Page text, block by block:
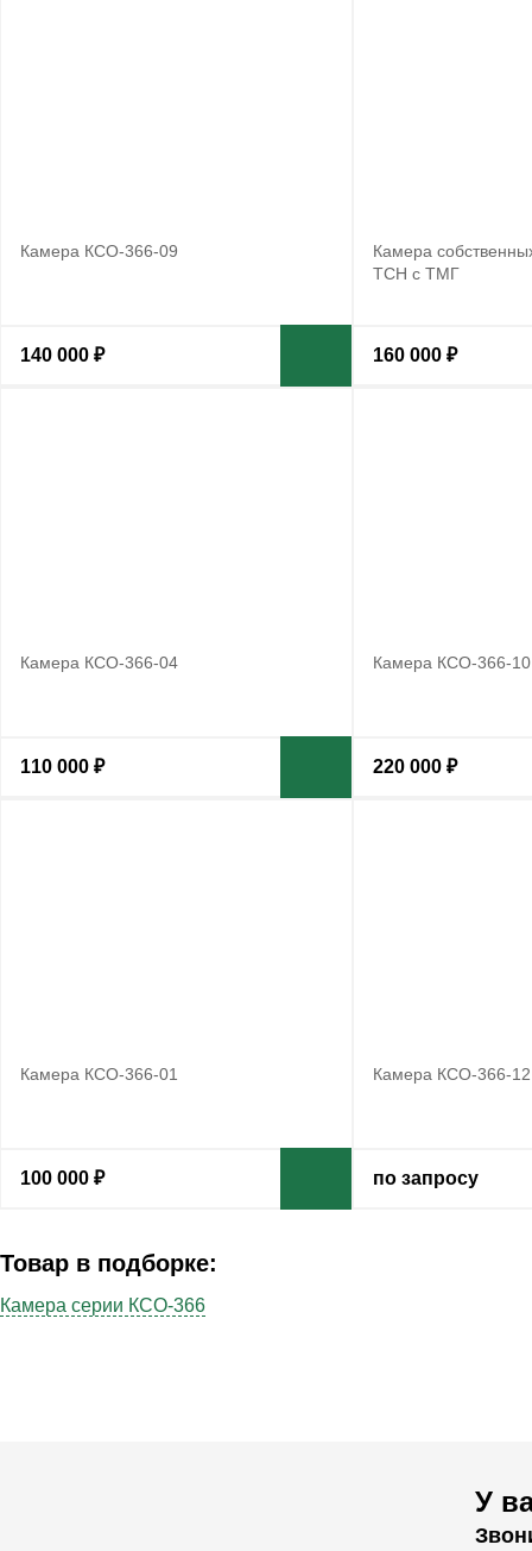
Камера КСО-366-09
140 000 ₽
Камера
ТСН с ТМГ
160 000 ₽
Камера КСО-366-04
110 000 ₽
Камера КСО-366-10
220 000 ₽
Камера КСО-366-01
100 000 ₽
Камера КСО-366-12
по запросу
Товар в подборке:
Камера серии КСО-366
У